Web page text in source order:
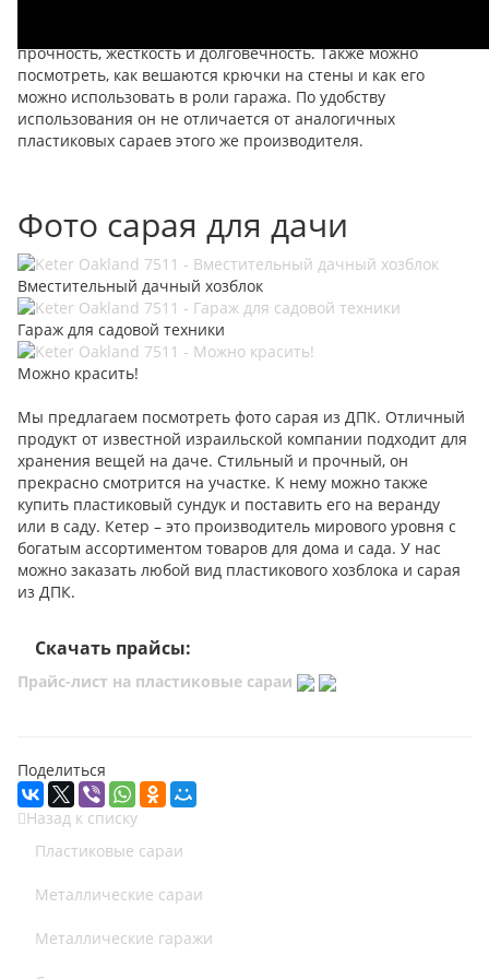
прочность, жесткость и долговечность. Также можно
посмотреть, как вешаются крючки на стены и как его
можно использовать в роли гаража. По удобству
использования он не отличается от аналогичных
пластиковых сараев этого же производителя.
Фото сарая для дачи
Вместительный дачный хозблок
Гараж для садовой техники
Можно красить!
Мы предлагаем посмотреть фото сарая из ДПК. Отличный
продукт от известной израильской компании подходит для
хранения вещей на даче. Стильный и прочный, он
прекрасно смотрится на участке. К нему можно также
купить пластиковый сундук и поставить его на веранду
или в саду. Кетер – это производитель мирового уровня с
богатым ассортиментом товаров для дома и сада. У нас
можно заказать любой вид пластикового хозблока и сарая
из ДПК.
Скачать прайсы:
Прайс-лист на пластиковые сараи
Поделиться
Назад к списку
Пластиковые сараи
Металлические сараи
Металлические гаражи